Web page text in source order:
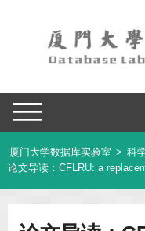
厦门大学数据库实验室 > 科
论文导读：CFLRU: a